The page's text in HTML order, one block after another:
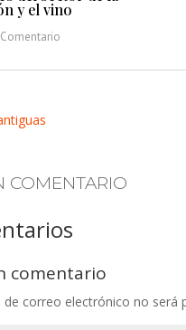
y el vino
COMENTARIO
comentario
de correo electrónico no será